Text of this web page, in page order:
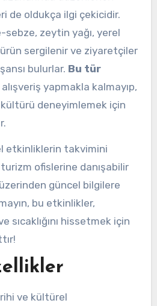
de oldukça ilgi çekicidir.
zeytin yağı, yerel
sergilenir ve ziyaretçiler
bulurlar. Bu tür
yapmakla kalmayıp,
deneyimlemek için
etkinliklerin takvimini
ofislerine danışabilir
güncel bilgilere
bu etkinlikler,
sıcaklığını hissetmek için
ve kültürel